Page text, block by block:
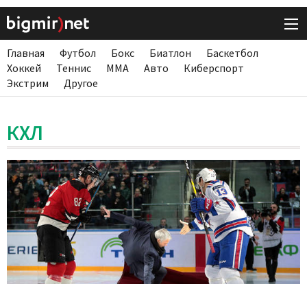
Главная Футбол Бокс Биатлон
Баскетбол
Хоккей
Теннис ММА Авто
Киберспорт
Экстрим
Другое
КХЛ